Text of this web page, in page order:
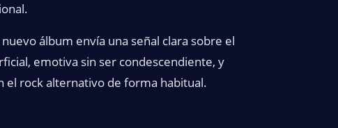
álbum envía una señal clara sobre el
emotiva sin ser condescendiente, y
el rock alternativo de forma habitual.